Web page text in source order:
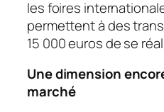
les foires
permettent à des
15 000 euros de se
Une dimension
marché